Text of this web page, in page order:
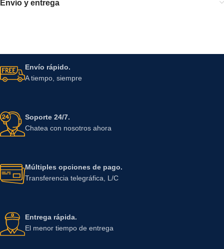
Envío y entrega
Envío rápido.
A tiempo, siempre
Soporte 24/7.
Chatea con nosotros ahora
Múltiples opciones de pago.
Transferencia telegráfica, L/C
Entrega rápida.
El menor tiempo de entrega